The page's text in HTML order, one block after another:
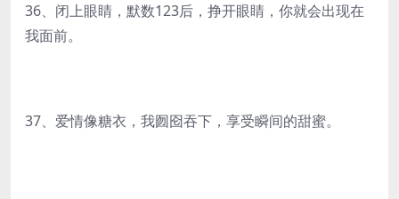
36、闭上眼睛，默数123后，挣开眼睛，你就会出现在
我面前。
37、爱情像糖衣，我囫囵吞下，享受瞬间的甜蜜。